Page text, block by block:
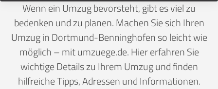
Wenn ein Umzug bevorsteht, gibt es viel zu
bedenken und zu planen. Machen Sie sich Ihren
Umzug in Dortmund-Benninghofen so leicht wie
möglich – mit umzuege.de. Hier erfahren Sie
wichtige Details zu Ihrem Umzug und finden
hilfreiche Tipps, Adressen und Informationen.